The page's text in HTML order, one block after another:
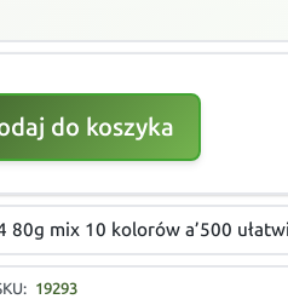
do koszyka
mix 10 kolorów a’500
19293